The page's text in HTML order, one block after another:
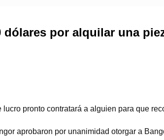
dólares por alquilar una
pronto contratará a alguien para que
aprobaron por unanimidad otorgar a